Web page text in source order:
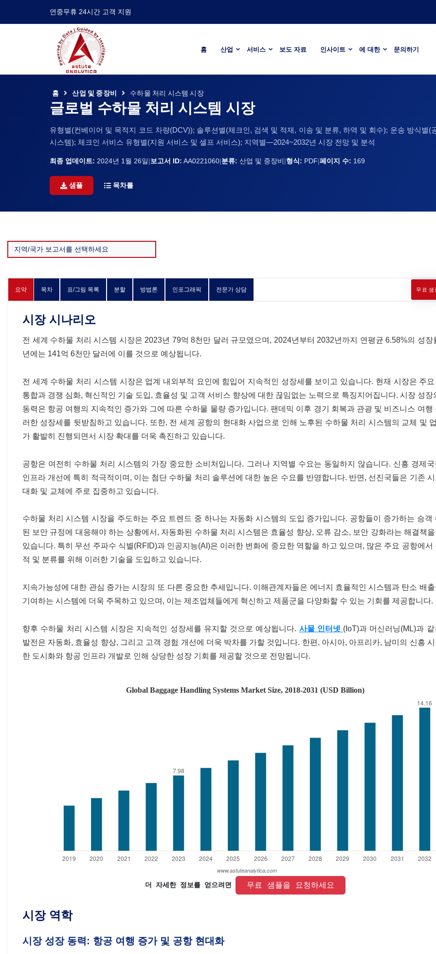
연중무휴 24시간 고객 지원
홈 산업 서비스 보도 자료 인사이트 에 대한 문의하기
홈 산업 및 중장비 수하물 처리 시스템 시장
글로벌 수하물 처리 시스템 시장
유형별(컨베이어 및 목적지 코드 차량(DCV)); 솔루션별(체크인, 검색 및 적재, 이송 및 분류, 하역 및 회수); 운송 방식별
시스템); 체크인 서비스 유형별(지원 서비스 및 셀프 서비스); 지역별—2024~2032년 시장 전망 및 분석
최종 업데이트: 2024년 1월 26일|보고서 ID: AA0221060|분류: 산업 및 중장비|형식: PDF|페이지 수: 169
샘플 목차를
요약 목차 표/그림 목록 분할 방법론 인포그래픽 전문가 상담 무료 샘
시장 시나리오
전 세계 수하물 처리 시스템 시장은 2023년 79억 8천만 달러 규모였으며, 2024년부터 2032년까지 연평균 6.58%의 성장
년에는 141억 6천만 달러에 이를 것으로 예상됩니다.
전 세계 수하물 처리 시스템 시장은 업계 내외부적 요인에 힘입어 지속적인 성장세를 보이고 있습니다. 현재 시장은 주
통합과 경쟁 심화, 혁신적인 기술 도입, 효율성 및 고객 서비스 향상에 대한 끊임없는 노력으로 특징지어집니다. 시장 성장
동력은 항공 여행의 지속적인 증가와 그에 따른 수하물 물량 증가입니다. 팬데믹 이후 경기 회복과 관광 및 비즈니스 여행
러한 성장세를 뒷받침하고 있습니다. 또한, 전 세계 공항의 현대화 사업으로 인해 노후된 수하물 처리 시스템의 교체 및
가 활발히 진행되면서 시장 확대를 더욱 촉진하고 있습니다.
공항은 여전히 ​​수하물 처리 시스템의 가장 중요한 소비처입니다. 그러나 지역별 수요는 동일하지 않습니다. 신흥 경제
인프라 개선에 특히 적극적이며, 이는 첨단 수하물 처리 솔루션에 대한 높은 수요를 반영합니다. 반면, 선진국들은 기존
대화 및 교체에 주로 집중하고 있습니다.
수하물 처리 시스템 시장을 주도하는 주요 트렌드 중 하나는 자동화 시스템의 도입 증가입니다. 공항들이 증가하는 승객
된 보안 규정에 대응해야 하는 상황에서, 자동화된 수하물 처리 시스템은 효율성 향상, 오류 감소, 보안 강화라는 해결책
있습니다. 특히 무선 주파수 식별(RFID)과 인공지능(AI)은 이러한 변화에 중요한 역할을 하고 있으며, 많은 주요 공항에서
적 및 분류를 위해 이러한 기술을 도입하고 있습니다.
지속가능성에 대한 관심 증가는 시장의 또 다른 중요한 추세입니다. 이해관계자들은 에너지 효율적인 시스템과 탄소 배
기여하는 시스템에 더욱 주목하고 있으며, 이는 제조업체들에게 혁신하고 제품군을 다양화할 수 있는 기회를 제공합니다.
향후 수하물 처리 시스템 시장은 지속적인 성장세를 유지할 것으로 예상됩니다. 사물 인터넷 (IoT)과 머신러닝(ML)과
발전은 자동화, 효율성 향상, 그리고 고객 경험 개선에 더욱 박차를 가할 것입니다. 한편, 아시아, 아프리카, 남미의 신흥
한 도시화와 항공 인프라 개발로 인해 상당한 성장 기회를 제공할 것으로 전망됩니다.
더 자세한 정보를 얻으려면 무료 샘플을 요청하세요
시장 역학
시장 성장 동력: 항공 여행 증가 및 공항 현대화